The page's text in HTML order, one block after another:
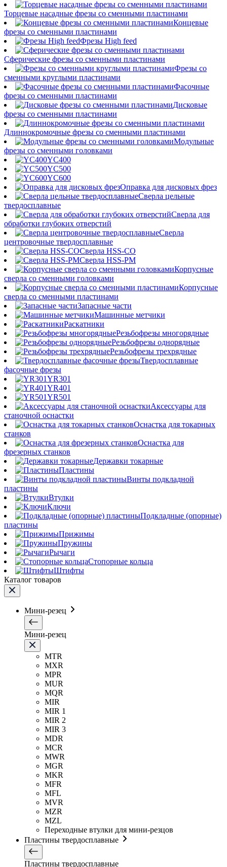
Торцевые насадные фрезы со сменными пластинами
Концевые
фрезы со сменными пластинами
Фрезы High feed
Сферические фрезы со сменными пластинами
Фрезы со
сменными круглыми пластинами
Фасочные
фрезы со сменными пластинами
Дисковые
фрезы со сменными пластинами
Длиннокромочные фрезы со сменными пластинами
Модульные
фрезы со сменными головками
YC400
YC500
YC600
Оправка для дисковых фрез
Сверла цельные
твердосплавные
Сверла для
обработки глубоких отверстий
Сверла
центровочные твердосплавные
Сверла HSS-CO
Сверла HSS-PM
Корпусные
сверла со сменными головками
Корпусные
сверла со сменными пластинами
Запасные части
Машинные метчики
Раскатники
Резьбофрезы многорядные
Резьбофрезы однорядные
Резьбофрезы трехрядные
Твердосплавные
фасочные фрезы
YR301
YR401
YR501
Аксессуары для
станочной оснастки
Оснастка для токарных
станков
Оснастка для
фрезерных станков
Державки токарные
Пластины
Винты подкладной
пластины
Втулки
Ключи
Подкладные (опорные)
пластины
Прижимы
Пружины
Рычаги
Стопорные кольца
Штифты
Каталог товаров
Мини-резец
Мини-резец
MTR
MXR
MPR
MUR
MQR
MIR
MIR 1
MIR 2
MIR 3
MDR
MCR
MWR
MGR
MKR
MFR
MFL
MVR
MZR
MZL
Переходные втулки для мини-резцов
Пластины твердосплавные
Пластины твердосплавные